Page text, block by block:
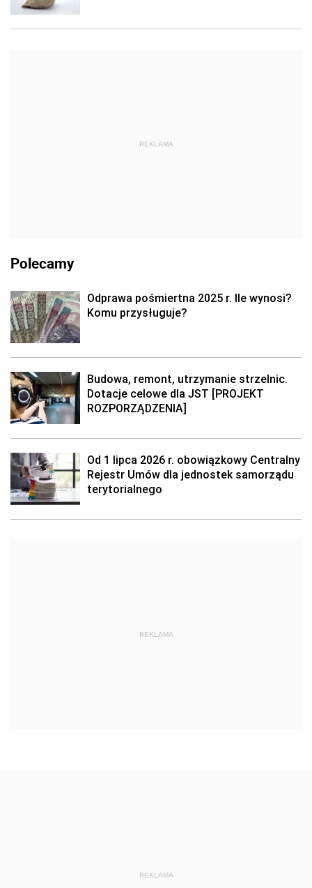
REKLAMA
Polecamy
Odprawa pośmiertna 2025 r. Ile wynosi?
Komu przysługuje?
Budowa, remont, utrzymanie strzelnic.
Dotacje celowe dla JST [PROJEKT
ROZPORZĄDZENIA]
Od 1 lipca 2026 r. obowiązkowy Centralny
Rejestr Umów dla jednostek samorządu
terytorialnego
REKLAMA
REKLAMA